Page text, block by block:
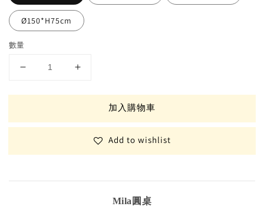
Ø150*H75cm
數量
加入購物車
Add to wishlist
Mila圓桌